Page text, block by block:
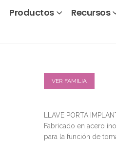
Productos Recursos
VER FAMILIA
LLAVE PORTA
Fabricado en acero
para la función de